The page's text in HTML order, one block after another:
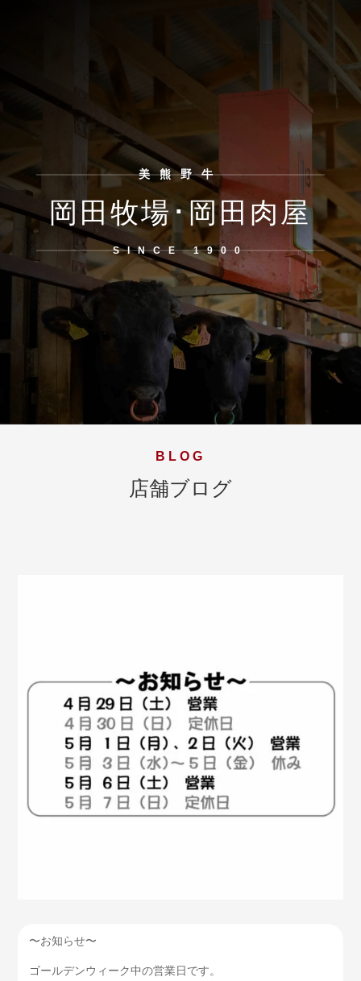
美熊野牛
岡田牧場･岡田肉屋
SINCE 1900
BLOG
店舗ブログ
〜お知らせ〜
ゴールデンウィーク中の営業日です。